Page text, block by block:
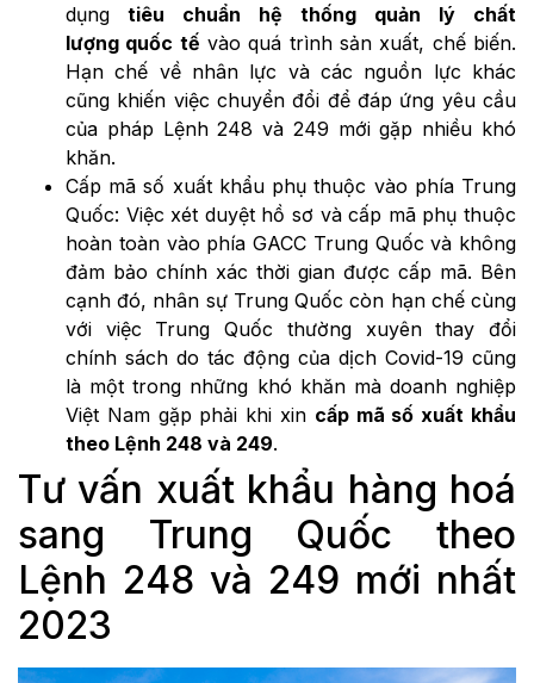
dụng tiêu chuẩn hệ thống quản lý chất
lượng quốc tế vào quá trình sản xuất, chế biến.
Hạn chế về nhân lực và các nguồn lực khác
cũng khiến việc chuyển đổi để đáp ứng yêu cầu
của pháp Lệnh 248 và 249 mới gặp nhiều khó
khăn.
Cấp mã số xuất khẩu phụ thuộc vào phía Trung
Quốc: Việc xét duyệt hồ sơ và cấp mã phụ thuộc
hoàn toàn vào phía GACC Trung Quốc và không
đảm bảo chính xác thời gian được cấp mã. Bên
cạnh đó, nhân sự Trung Quốc còn hạn chế cùng
với việc Trung Quốc thường xuyên thay đổi
chính sách do tác động của dịch Covid-19 cũng
là một trong những khó khăn mà doanh nghiệp
Việt Nam gặp phải khi xin cấp mã số xuất khẩu
theo Lệnh 248 và 249.
Tư vấn xuất khẩu hàng hoá
sang Trung Quốc theo
Lệnh 248 và 249 mới nhất
2023